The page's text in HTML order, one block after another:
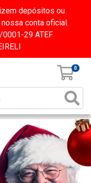
depósitos ou
conta oficial.
29 ATEF
0